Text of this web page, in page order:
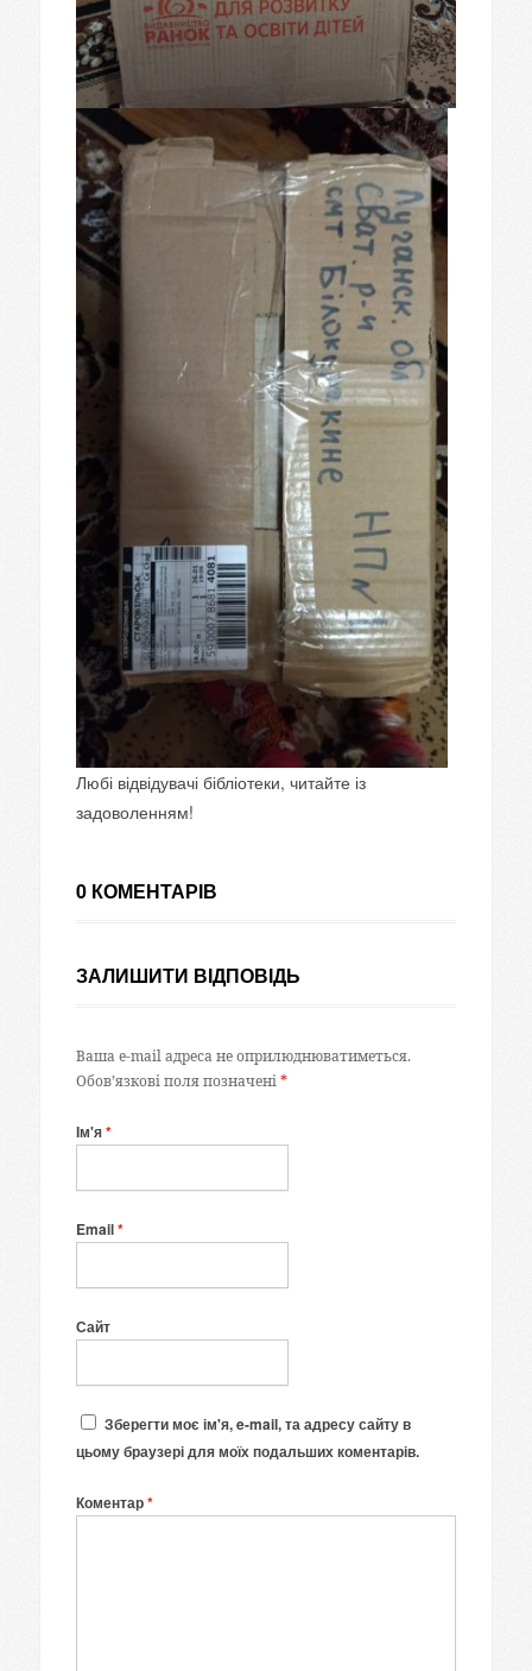
Любі відвідувачі бібліотеки, читайте із
задоволенням!
0 КОМЕНТАРІВ
ЗАЛИШИТИ ВІДПОВІДЬ
Ваша e-mail адреса не оприлюднюватиметься.
Обов’язкові поля позначені*
Ім'я*
Email*
Сайт
Зберегти моє ім'я, e-mail, та адресу сайту в
цьому браузері для моїх подальших коментарів.
Коментар*